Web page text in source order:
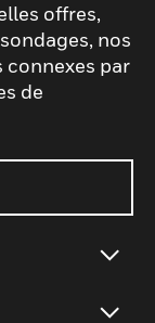
offres,
nos
connexes par
de